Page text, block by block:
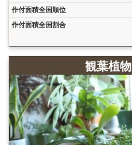
作付面積全国順位
作付面積全国割合
観葉植物